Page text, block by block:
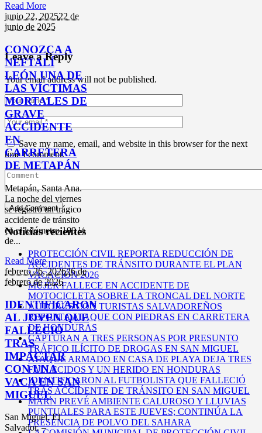
Read More
junio 22, 202522 de
junio de 2025
CONOZCA A
NEFTALÍ
LEÓN UNA DE
LAS VÍCTIMAS
MORTALES DE
GRAVE
ACCIDENTE
EN
CARRETERA
DE METAPÁN
Metapán, Santa Ana.
La noche del viernes
se registró un trágico
accidente de tránsito
en el kilómetro 109 ½
de...
Read More
febrero 26,202626 de
febrero de 2026
IDENTIFICARON
AL JOVEN QUE
FALLECIÓ
TRAS
IMPACTAR
CON UNA
VACA EN SAN
MIGUEL
San Miguel, El
Salvador. –
Leave a Reply
Your email address will not be published.
Save my name, email, and website in this browser for the next
time I comment.
Noticias recientes
PROTECCIÓN CIVIL REPORTA REDUCCIÓN DE
ACCIDENTES DE TRÁNSITO DURANTE EL PLAN
VACACIÓN 2026
MUJER FALLECE EN ACCIDENTE DE
MOTOCICLETA SOBRE LA TRONCAL DEL NORTE
AUTOBÚS CON TURISTAS SALVADOREÑOS
REPORTA ATAQUE CON PIEDRAS EN CARRETERA
DE HONDURAS
CAPTURAN A TRES PERSONAS POR PRESUNTO
TRÁFICO ILÍCITO DE DROGAS EN SAN MIGUEL
ATAQUE ARMADO EN CASA DE PLAYA DEJA TRES
FALLECIDOS Y UN HERIDO EN HONDURAS
IDENTIFICARON AL FUTBOLISTA QUE FALLECIÓ
TRAS ACCIDENTE DE TRÁNSITO EN SAN MIGUEL
MARN PREVÉ AMBIENTE CALUROSO Y LLUVIAS
PUNTUALES PARA ESTE JUEVES; CONTINÚA LA
PRESENCIA DE POLVO DEL SAHARA